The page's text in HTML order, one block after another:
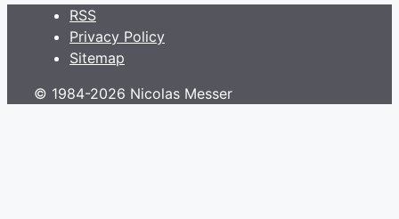
RSS
Privacy Policy
Sitemap
© 1984-2026 Nicolas Messer